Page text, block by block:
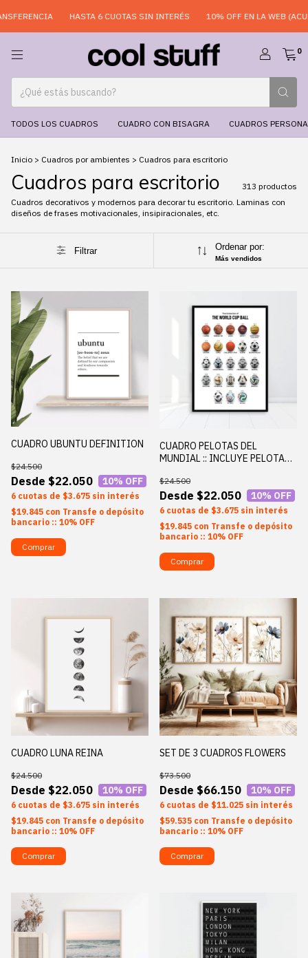
HASTA 6 CUOTAS SIN INTERÉS 10% OFF EN LA WEB (ACUMULABLE)
0
TODOS LOS CUADROS CUADRO CON BISAGRA CUADROS
Inicio > Cuadros por ambientes > Cuadros para escritorio
Cuadros para escritorio
313 productos
Cuadros decorativos y modernos para decorar tu escritorio. Laminas con
diseños de frases motivacionales, insipiracionales, etc.
Filtrar Ordenar por:
Más vendidos
CUADRO UBUNTU DEFINITION
$22.050
$24.500
10% OFF
6 $3.675 sin interés
$19.845 con Transfe o depósito
bancario :: 10% OFF
Comprar
CUADRO PELOTAS DEL
MUNDIAL :: INCLUYE PELOTA
$22.050
$24.500
10% OFF
6 $3.675 sin interés
$19.845 con Transfe o depósito
bancario :: 10% OFF
Comprar
CUADRO LUNA REINA
$22.050
$24.500
10% OFF
6 $3.675 sin interés
$19.845 con Transfe o depósito
bancario :: 10% OFF
Comprar
SET DE 3 CUADROS FLOWERS
$66.150
$73.500
10% OFF
6 $11.025 sin interés
$59.535 con Transfe o depósito
bancario :: 10% OFF
Comprar